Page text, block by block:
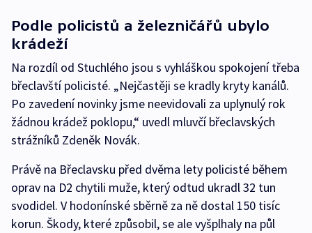
Podle policistů a železničářů ubylo
krádeží
Na rozdíl od Stuchlého jsou s vyhláškou spokojení třeba
břeclavští policisté. „Nejčastěji se kradly kryty kanálů.
Po zavedení novinky jsme neevidovali za uplynulý rok
žádnou krádež poklopu,“ uvedl mluvčí břeclavských
strážníků Zdeněk Novák.
Právě na Břeclavsku před dvěma lety policisté během
oprav na D2 chytili muže, který odtud ukradl 32 tun
svodidel. V hodonínské sběrně za ně dostal 150 tisíc
korun. Škody, které způsobil, se ale vyšplhaly na půl